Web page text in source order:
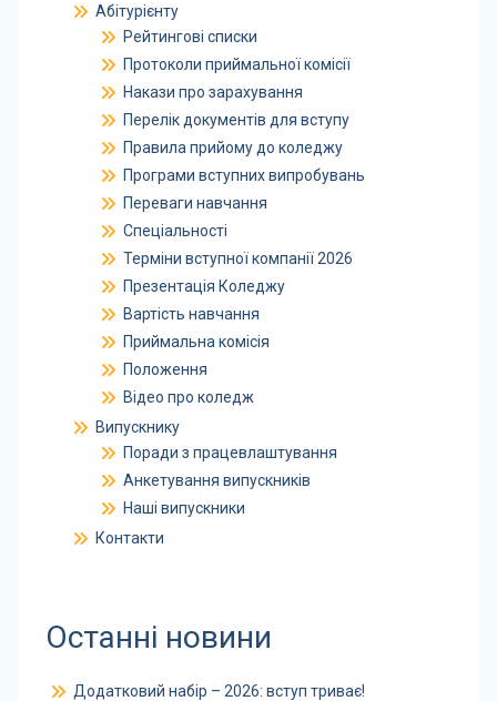
Абітурієнту
Рейтингові списки
Протоколи приймальної комісії
Накази про зарахування
Перелік документів для вступу
Правила прийому до коледжу
Програми вступних випробувань
Переваги навчання
Спеціальності
Терміни вступної компанії 2026
Презентація Коледжу
Вартість навчання
Приймальна комісія
Положення
Відео про коледж
Випускнику
Поради з працевлаштування
Анкетування випускників
Наші випускники
Контакти
Останні новини
Додатковий набір – 2026: вступ триває!